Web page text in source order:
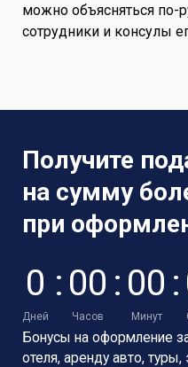
можно объясняться по-
сотрудники и консулы
Получите
на сумму
при
0
Дней
: 00
Часов
: 00
Минут
:
Бонусы на оформление
отеля, аренду авто, туры,